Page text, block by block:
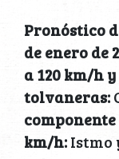
Pronóstico
de enero de
a 120 km/h y
tolvaneras:
km/h:Istmo